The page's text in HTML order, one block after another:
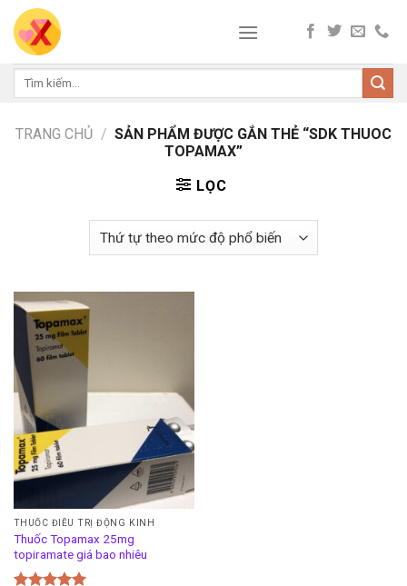
Skip
content
Tìm
TRANG CHỦ / SẢN PHẨM ĐƯỢC GẮN THẺ “SDK THUOC
TOPAMAX”
LỌC
THUỐC ĐIỀU TRỊ ĐỘNG KINH
Thuốc Topamax 25mg
topiramate giá bao nhiêu